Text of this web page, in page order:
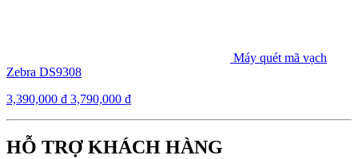
Máy quét mã vạch
Zebra DS9308
3,390,000 ₫ 3,790,000 ₫
HỖ TRỢ KHÁCH HÀNG